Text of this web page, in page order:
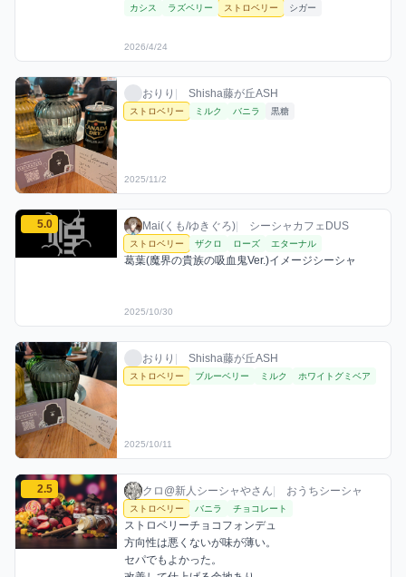
カシス ラズベリー ストロベリー シガー
2026/4/24
おりりのストロベリーミックスを見る
おりり / お店シーシャ / 2025年11月2日
おりり Shisha藤が丘ASH
利用フレーバー
ストロベリー ミルク バニラ 黒糖
2025/11/2
Mai(くも/ゆきぐろ)のストロベリーミックスを見る
5.0 Mai(くも/ゆきぐろ) / お店シーシャ / 2025
Mai(くも/ゆきぐろ) シーシャカフェDUS
利用フレーバー
ストロベリー ザクロ ローズ エターナル
コメント
葛葉(魔界の貴族の吸血鬼Ver.)イメージシーシャ
評価
2025/10/30
おりりのストロベリーミックスを見る
おりり / お店シーシャ / 2025年10月11日
おりり Shisha藤が丘ASH
利用フレーバー
ストロベリー ブルーベリー ミルク ホワイトグミベア
2025/10/11
クロ@新人シーシャやさんのストロベリーミックスを見る
2.5 クロ@新人シーシャやさん / おうちシーシ
クロ@新人シーシャやさん おうちシーシャ
利用フレーバー
ストロベリー バニラ チョコレート
コメント
ストロベリーチョコフォンデュ
方向性は悪くないが味が薄い。
セパでもよかった。
評価